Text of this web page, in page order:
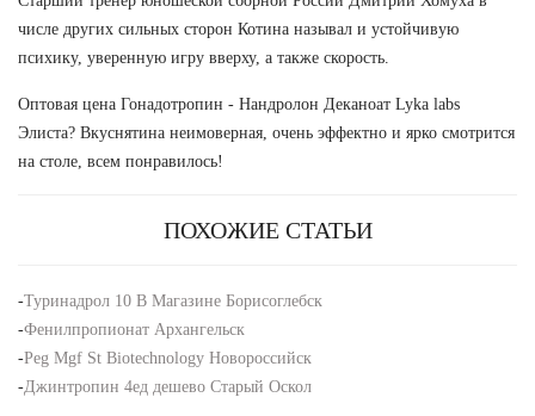
числе других сильных сторон Котина называл и устойчивую
психику, уверенную игру вверху, а также скорость.
Оптовая цена Гонадотропин - Нандролон Деканоат Lyka labs
Элиста? Вкуснятина неимоверная, очень эффектно и ярко смотрится
на столе, всем понравилось!
ПОХОЖИЕ СТАТЬИ
-Туринадрол 10 В Магазине Борисоглебск
-Фенилпропионат Архангельск
-Peg Mgf St Biotechnology Новороссийск
-Джинтропин 4ед дешево Старый Оскол